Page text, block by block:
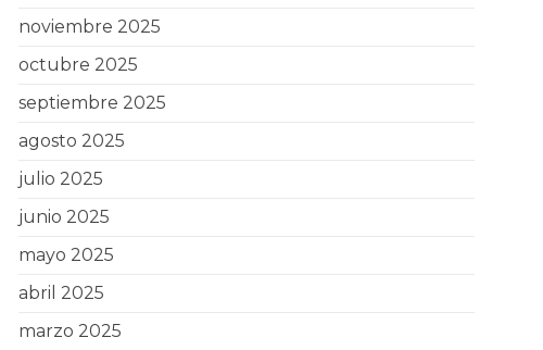
noviembre 2025
octubre 2025
septiembre 2025
agosto 2025
julio 2025
junio 2025
mayo 2025
abril 2025
marzo 2025